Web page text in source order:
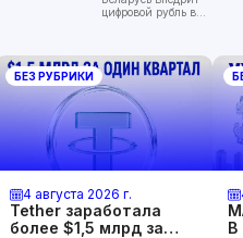
БЕЗ РУБРИКИ
4 августа 2026 г.
Tether заработала
более $1,5 млрд за
В
цифровой рубль в